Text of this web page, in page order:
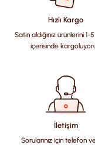
Görüş ve önerileriniz
Ürün resmi
Ürün
Ürün bilgilerinde
Ürün fiyatı diğer
Bu ürüne benzer
Hızlı Kargo
Satın aldığınız ürünlerini 1-
içerisinde
İletişim
Sorularınız için telefon